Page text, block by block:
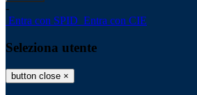
-
Entra con SPID Entra con CIE
Seleziona utente
button close ×